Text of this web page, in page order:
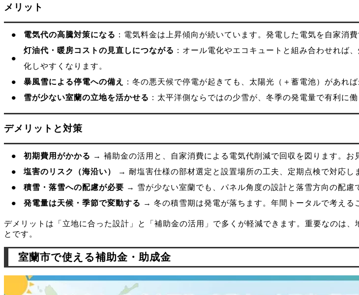
メリット
電気代の高騰対策になる ：電気料金は上昇傾向が続いています。発電した電気を自家消
灯油代・暖房コストの見直しにつながる ：オール電化やエコキュートと組み合わせれば
化しやすくなります。
暴風雪による停電への備え
：冬の悪天候で停電が起きても、太陽光（＋蓄電池）があれ
雪が少ない室蘭の立地を活かせる ：太平洋側ならではの少雪が、冬季の発電量で有利に働
デメリットと対策
初期費用がかかる → 補助金の活用と、自家消費による電気代削減で回収を図ります。お
塩害のリスク（海沿い）
→ 耐塩害仕様の部材選定と設置場所の工夫、定期点検で対応し
積雪・落雪への配慮が必要 → 雪が少ない室蘭でも、パネル角度の設計と落雪方向の配慮
発電量は天候・季節で変動する → 冬の積雪期は発電が落ちます。年間トータルで考える
デメリットは「立地に合った設計」と「補助金の活用」で多くが軽減できます。重要なのは
とです。
室蘭市で使える補助金・助成金